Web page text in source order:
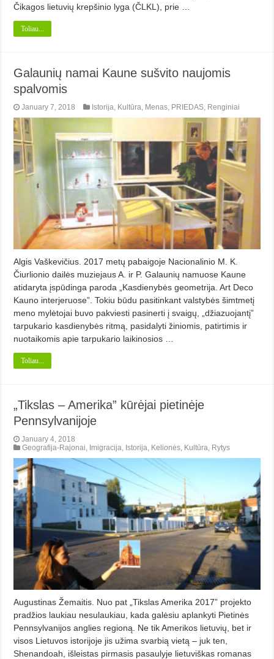
Čikagos lietuvių krepšinio lyga (ČLKL), prie …
Toliau...
Galaunių namai Kaune sušvito naujomis
spalvomis
January 7, 2018 Istorija, Kultūra, Menas, PRIEDAS, Renginiai
Algis Vaškevičius. 2017 metų pabaigoje Nacionalinio M. K.
Čiurlionio dailės muziejaus A. ir P. Galaunių namuose Kaune
atidaryta įspūdinga paroda „Kasdienybės geometrija. Art Deco
Kauno interjeruose”. Tokiu būdu pasitinkant valstybės šimtmetį
meno mylėtojai buvo pakviesti pasinerti į svaigų, „džiazuojantį”
tarpukario kasdienybės ritmą, pasidalyti žiniomis, patirtimis ir
nuotaikomis apie tarpukario laikinosios …
Toliau...
„Tikslas – Amerika” kūrėjai pietinėje
Pennsylvanijoje
January 4, 2018
Geografija-Rajonai, Imigracija, Istorija, Kelionės, Kultūra, Rytys
Augustinas Žemaitis. Nuo pat „Tikslas Amerika 2017” projekto
pradžios laukiau nesulaukiau, kada galėsiu aplankyti Pietinės
Pennsylvanijos anglies regioną. Ne tik Amerikos lietuvių, bet ir
visos Lietuvos istorijoje jis užima svarbią vietą – juk ten,
Shenandoah, išleistas pirmasis pasaulyje lietuviškas romanas